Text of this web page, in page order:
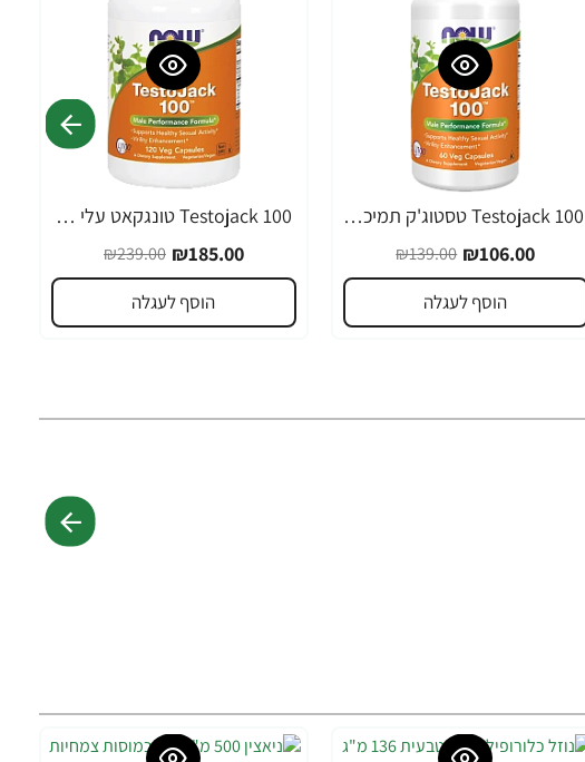
-24%
Testojack 100 טסטוג'ק תמיכה בטסטוסטרון 60 כמוסות - מבית NOW FOODS
₪106.00
₪139.00
הוסף לעגלה
-23%
Testojack 100 טונגקאט עלי טסטוסטרון 120 כמוסות - מבית NOW FOODS
₪185.00
₪239.00
הוסף לעגלה